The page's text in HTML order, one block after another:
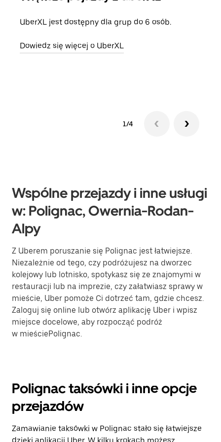
UberXL jest dostępny dla grup do 6 osób.
Dowiedz się więcej o UberXL
1/4
Wspólne przejazdy i inne usługi
w: Polignac, Owernia-Rodan-
Alpy
Z Uberem poruszanie się Polignac jest łatwiejsze.
Niezależnie od tego, czy podróżujesz na dworzec
kolejowy lub lotnisko, spotykasz się ze znajomymi w
restauracji lub na imprezie, czy załatwiasz sprawy w
mieście, Uber pomoże Ci dotrzeć tam, gdzie chcesz.
Zaloguj się online lub otwórz aplikację Uber i wpisz
miejsce docelowe, aby rozpocząć podróż
w mieściePolignac.
Polignac taksówki i inne opcje
przejazdów
Zamawianie taksówki w Polignac stało się łatwiejsze